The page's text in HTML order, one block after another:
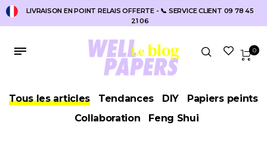
LIVRAISON EN POINT RELAIS OFFERTE - 📞 SERVICE CLIENT 09 78 45
21 06
0
Tous les articles Tendances DIY
Papiers peints
Collaboration
Feng Shui